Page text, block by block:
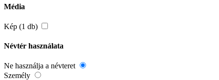
Média
Kép (1 db)
Névtér használata
Ne használja a névteret
Személy